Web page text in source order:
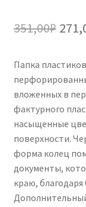
351,00₽
Папка
вложенных в
фактурного
насыщенные
поверхности.
форма колец
документы,
краю,